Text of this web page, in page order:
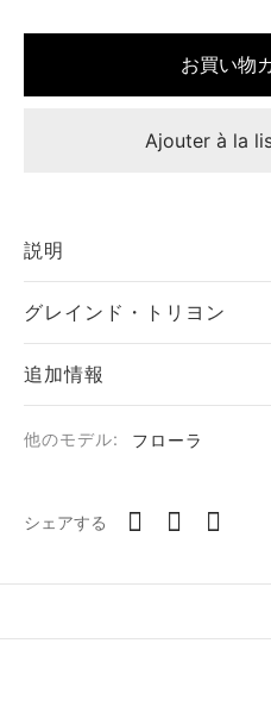
お買い物
Ajouter à la
説明
グレインド・トリヨン
追加情報
他のモデル: フローラ
シェアする